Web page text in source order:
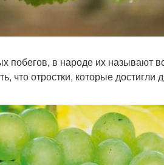
побегов, в народе их называют
что отростки, которые